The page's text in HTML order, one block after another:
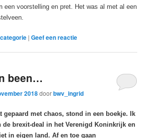
een voorstelling en pret. Het was al met al een
|Geef een reactie
been…
2018doorbwv_ingrid
gepaard met chaos, stond in een boekje. Ik
de brexit-deal in het Verenigd Koninkrijk en
in eigen land. Af en toe gaan